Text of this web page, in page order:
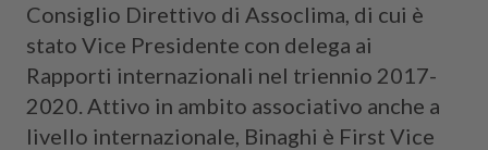
Consiglio Direttivo di Assoclima, di cui è
stato Vice Presidente con delega ai
Rapporti internazionali nel triennio 2017-
2020. Attivo in ambito associativo anche a
livello internazionale, Binaghi è First Vice